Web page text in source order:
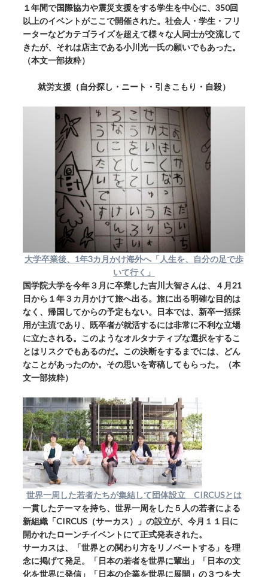
１年間で国際協力や震災支援をする学生を中心に、350回
以上のイベントがここで開催された。社会人・学生・フリ
ーターなどカテゴライズを超えて様々な人同士が交流して
きたが、それは店主である小川光一氏の願いでもあった。
（本文一部抜粋）
就労支援（自分探し・ニート・引きこもり・自殺）
大学卒業後、1年3カ月かけ海外へ「人生を、自分の足で歩
いて行く」
国学院大学を今年３月に卒業した吉川大智さんは、４月21
日から１年３カ月かけて旅へ出る。旅に出る明確な目的は
なく、帰国してからの予定もない。日本では、新卒一括採
用が主流であり、既卒者が就活するには非常に不利な立場
に立たされる。このようなオルタナティブな選択をするこ
とはリスクでもあるのだ。この決断をするまでには、どん
なことがあったのか。その思いを寄稿してもらった。（本
文一部抜粋）
世界一周した若者たちが集結して団体設立 CIRCUSとは
一貫したテーマを持ち、世界一周をした５人の若者による
新組織「CIRCUS（サーカス）」の設立が、今月１１日に
開かれたローンチイベントにて正式発表された。
サーカスは、「世界との関わり方をリノベートする」を理
念に掲げて発足。「日本の若者を世界に輩出」「日本の文
化を世界に発信」「日本の企業を世界に展開」の３つを大